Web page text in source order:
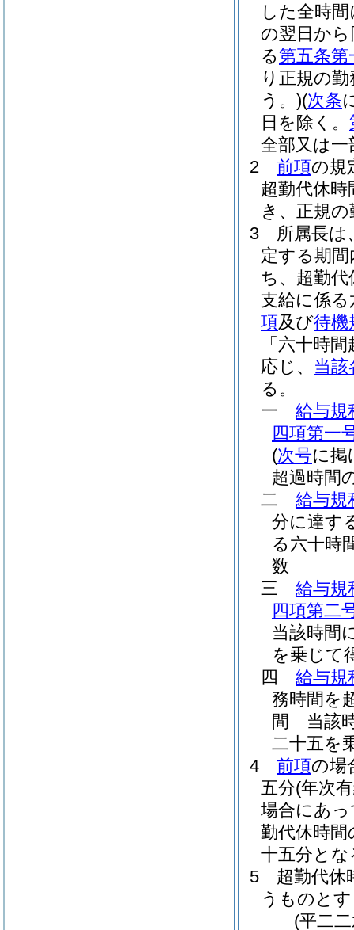
した全時
の翌日か
る第五条第
り正規の
う。)(次条
日を除く。
全部又は
2
前項の規
超勤代休
き、正規
3
所属長は
定する期
ち、超勤
支給に係
項及び待機
「六十時
応じ、 当該
る。
一
給与規
四項第一
(次号に掲
超過時間
二
給与規
分に達す
る六十時
数
三
給与規
四項第二
当該時間
を乗じて
四
給与規
務時間を
間 当該
二十五を
4
前項の場
五分(年次
場合にあ
勤代休時間
十五分とな
5
超勤代休
うものと
(平二